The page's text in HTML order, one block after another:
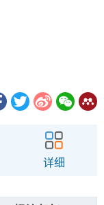
详细